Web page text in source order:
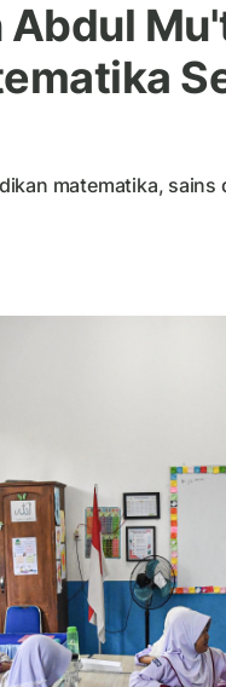
matematika, sains